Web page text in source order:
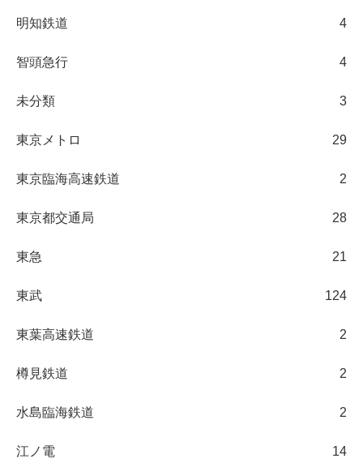
明知鉄道 4
智頭急行 4
未分類 3
東京メトロ 29
東京臨海高速鉄道 2
東京都交通局 28
東急 21
東武 124
東葉高速鉄道 2
樽見鉄道 2
水島臨海鉄道 2
江ノ電 14